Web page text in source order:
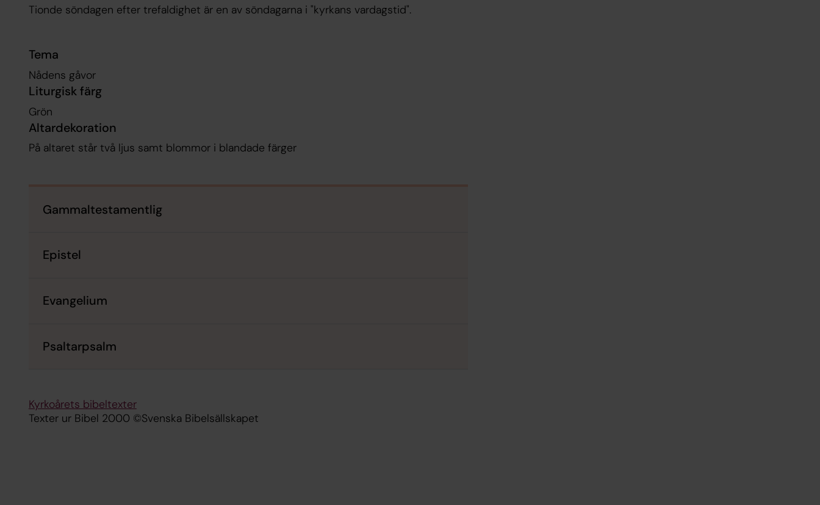
Tionde söndagen efter trefaldighet är en av söndagarna i "kyrkans vardagstid".
Tema
Nådens gåvor
Liturgisk färg
Grön
Altardekoration
På altaret står två ljus samt blommor i blandade färger
Gammaltestamentlig
Epistel
Evangelium
Psaltarpsalm
Kyrkoårets bibeltexter
Texter ur Bibel 2000 ©Svenska Bibelsällskapet